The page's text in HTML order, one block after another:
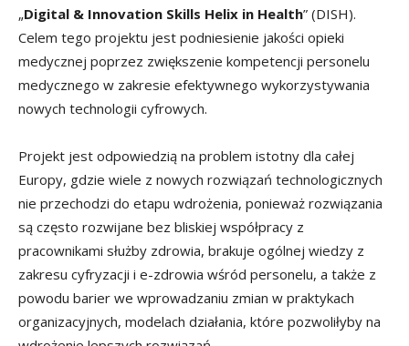
„Digital & Innovation Skills Helix in Health” (DISH).
Celem tego projektu jest podniesienie jakości opieki
medycznej poprzez zwiększenie kompetencji personelu
medycznego w zakresie efektywnego wykorzystywania
nowych technologii cyfrowych.
Projekt jest odpowiedzią na problem istotny dla całej
Europy, gdzie wiele z nowych rozwiązań technologicznych
nie przechodzi do etapu wdrożenia, ponieważ rozwiązania
są często rozwijane bez bliskiej współpracy z
pracownikami służby zdrowia, brakuje ogólnej wiedzy z
zakresu cyfryzacji i e-zdrowia wśród personelu, a także z
powodu barier we wprowadzaniu zmian w praktykach
organizacyjnych, modelach działania, które pozwoliłyby na